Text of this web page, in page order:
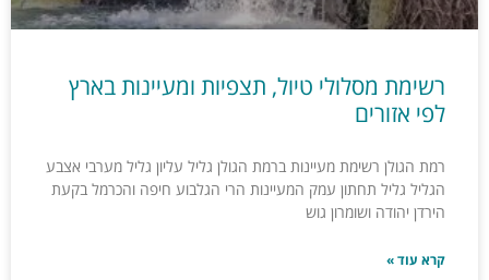
רשימת מסלולי טיול, תצפיות ומעיינות בארץ
לפי אזורים
רמת הגולן רשימת מעיינות ברמת הגולן גליל עליון גליל מערבי אצבע
הגליל גליל תחתון עמק המעיינות הרי הגלבוע חיפה והכרמל בקעת
הירדן יהודה ושומרון גוש
קרא עוד »